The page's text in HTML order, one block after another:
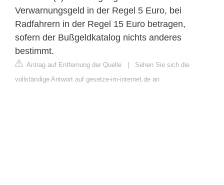
Verwarnungsgeld in der Regel 5 Euro, bei
Radfahrern in der Regel 15 Euro betragen,
sofern der Bußgeldkatalog nichts anderes
bestimmt.
Antrag auf Entfernung der Quelle
Sehen Sie sich die
vollständige Antwort auf gesetze-im-internet.de an